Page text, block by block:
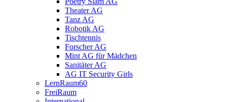
Theater AG
Tanz AG
Robotik AG
Tischtennis
Forscher AG
Mint AG für Mädchen
Sanitäter AG
AG IT Security Girls
LernRaum60
FreiRaum